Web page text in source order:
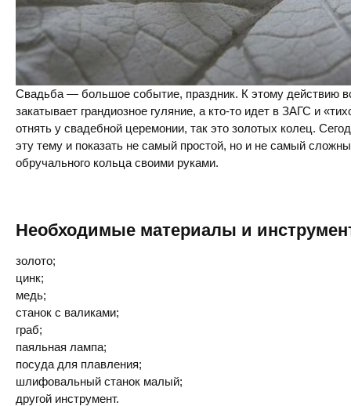
Свадьба — большое событие, праздник. К этому действию
закатывает грандиозное гуляние, а кто-то идет в ЗАГС и
отнять у свадебной церемонии, так это золотых колец.
эту тему и показать не самый простой, но и не самый
обручального кольца своими руками.
Необходимые материалы и
золото;
цинк;
медь;
станок с валиками;
граб;
паяльная лампа;
посуда для плавления;
шлифовальный станок малый;
другой инструмент.